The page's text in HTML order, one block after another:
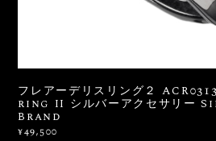
フレアーデリスリング２
ring II シルバーアクセサリー
Brand
¥49,500